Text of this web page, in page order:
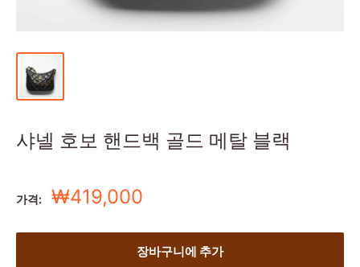
샤넬 호보 핸드백 골드 메탈 블랙
가격:
세
가
₩419,000
장바구니에 추가